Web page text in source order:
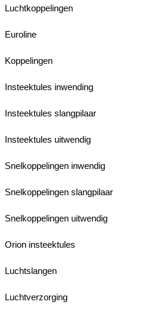
Luchtkoppelingen
Euroline
Koppelingen
Insteektules inwending
Insteektules slangpilaar
Insteektules uitwendig
Snelkoppelingen inwendig
Snelkoppelingen slangpilaar
Snelkoppelingen uitwendig
Orion insteektules
Luchtslangen
Luchtverzorging